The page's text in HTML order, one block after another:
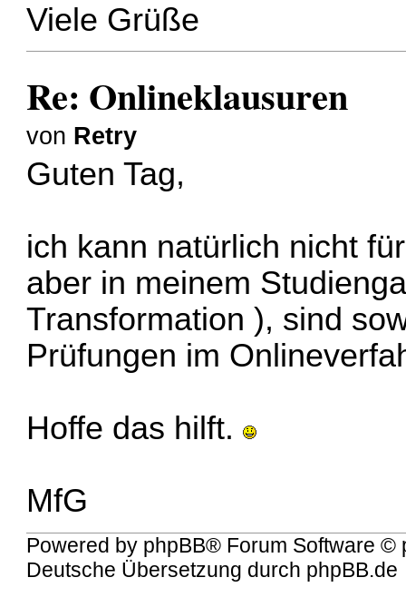
Viele Grüße
Re: Onlineklausuren
von Retry
Guten Tag,
ich kann natürlich nicht
aber in meinem
Transformation ), sind
Prüfungen im
Hoffe das hilft.
MfG
Powered by phpBB® Forum Software ©
Deutsche Übersetzung durch phpBB.de